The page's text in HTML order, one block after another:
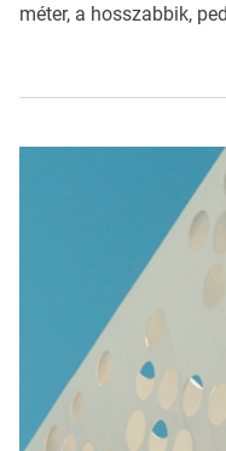
méter, a hosszabbik,